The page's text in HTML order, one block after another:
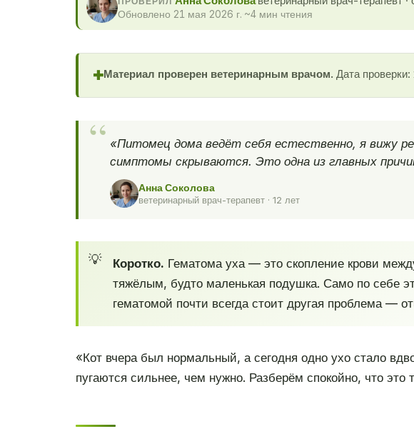
Обновлено 21 мая 2026 г. ~4 мин чтения
✚Материал проверен ветеринарным врачом. Дата проверки:
«Питомец дома ведёт себя естественно, я вижу
симптомы скрываются. Это одна из главных
Анна Соколова
ветеринарный врач-терапевт · 12 лет
Коротко. Гематома уха — это скопление крови
тяжёлым, будто маленькая подушка. Само по себе
гематомой почти всегда стоит другая проблема —
«Кот вчера был нормальный, а сегодня одно ухо стало
пугаются сильнее, чем нужно. Разберём спокойно, что это